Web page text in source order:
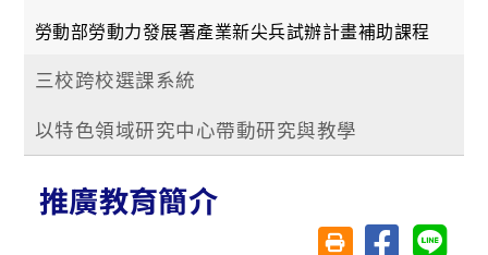
勞動部勞動力發展署產業新尖兵試辦計畫補助課程
三校跨校選課系統
以特色領域研究中心帶動研究與教學
推廣教育簡介
友善列印(另開視窗)
分享至臉書分享